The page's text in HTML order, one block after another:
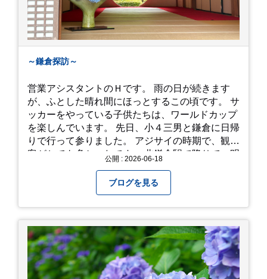
～鎌倉探訪～
営業アシスタントのＨです。 雨の日が続きます
が、ふとした晴れ間にほっとするこの頃です。 サ
ッカーをやっている子供たちは、ワールドカップ
を楽しんでいます。 先日、小４三男と鎌倉に日帰
りで行って参りました。 アジサイの時期で、観光
客がとても多かったです。 北鎌倉駅で降りて、明
器を購入⇒お昼ご飯⇒鶴岡八幡宮⇒江ノ電で大仏
へ。 江ノ島は時間切れで断念！ 明月院のアジサ
イは白にフチが紫のが特に素敵だと思いました。
中１次男が小学校の修学旅行で鎌倉に行った時に
お昼を食べてお勧めという「玉子焼おざわ」のだ
し巻き卵はとてもおいしかったです。 鶴岡八幡宮
のハスは時期が早かったですが、来月は見事だろ
うなぁ。 それでは、皆さん、梅雨冷えの日もござ
公開 : 2026-06-18
ブログを見る